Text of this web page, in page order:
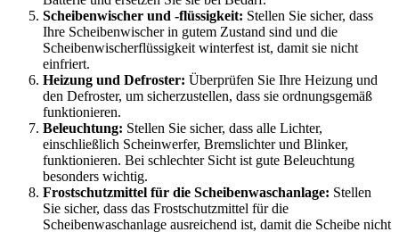
Scheibenwischer und -flüssigkeit: Stellen Sie sicher, dass
Ihre Scheibenwischer in gutem Zustand sind und die
Scheibenwischerflüssigkeit winterfest ist, damit sie nicht
einfriert.
Heizung und Defroster: Überprüfen Sie Ihre Heizung und
den Defroster, um sicherzustellen, dass sie ordnungsgemäß
funktionieren.
Beleuchtung: Stellen Sie sicher, dass alle Lichter,
einschließlich Scheinwerfer, Bremslichter und Blinker,
funktionieren. Bei schlechter Sicht ist gute Beleuchtung
besonders wichtig.
Frostschutzmittel für die Scheibenwaschanlage: Stellen
Sie sicher, dass das Frostschutzmittel für die
Scheibenwaschanlage ausreichend ist, damit die Scheibe nicht